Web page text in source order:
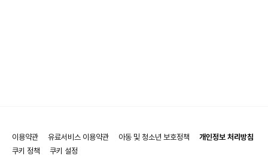
이용약관 유료서비스 이용약관 아동 및 청소년 보호정책
개인정보 처리방침
쿠키 정책
쿠키 설정